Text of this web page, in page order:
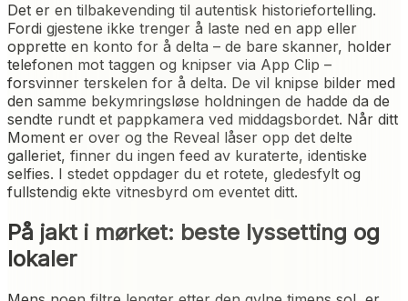
Det er en tilbakevending til autentisk historiefortelling.
Fordi gjestene ikke trenger å laste ned en app eller
opprette en konto for å delta – de bare skanner, holder
telefonen mot taggen og knipser via App Clip –
forsvinner terskelen for å delta. De vil knipse bilder med
den samme bekymringsløse holdningen de hadde da de
sendte rundt et pappkamera ved middagsbordet. Når ditt
Moment er over og the Reveal låser opp det delte
galleriet, finner du ingen feed av kuraterte, identiske
selfies. I stedet oppdager du et rotete, gledesfylt og
fullstendig ekte vitnesbyrd om eventet ditt.
På jakt i mørket: beste lyssetting og
lokaler